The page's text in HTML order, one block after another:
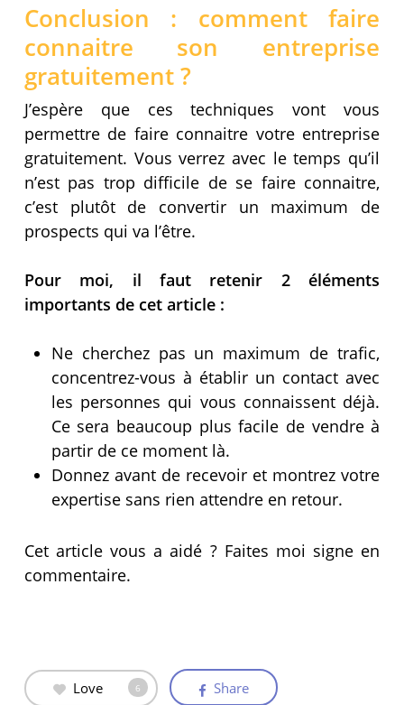
Conclusion : comment faire
connaitre son entreprise
gratuitement ?
J’espère que ces techniques vont vous
permettre de faire connaitre votre entreprise
gratuitement. Vous verrez avec le temps qu’il
n’est pas trop difficile de se faire connaitre,
c’est plutôt de convertir un maximum de
prospects qui va l’être.
Pour moi, il faut retenir 2 éléments
importants de cet article :
Ne cherchez pas un maximum de trafic,
concentrez-vous à établir un contact avec
les personnes qui vous connaissent déjà.
Ce sera beaucoup plus facile de vendre à
partir de ce moment là.
Donnez avant de recevoir et montrez votre
expertise sans rien attendre en retour.
Cet article vous a aidé ? Faites moi signe en
commentaire.
Love 6 Share